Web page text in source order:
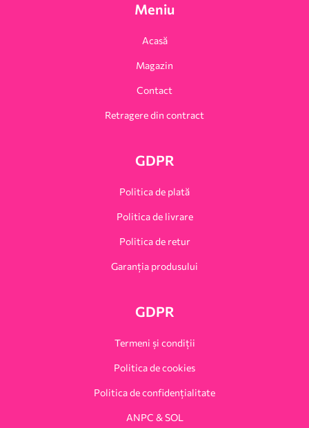
Meniu
Acasă
Magazin
Contact
Retragere din contract
GDPR
Politica de plată
Politica de livrare
Politica de retur
Garanția produsului
GDPR
Termeni și condiții
Politica de cookies
Politica de confidențialitate
ANPC & SOL